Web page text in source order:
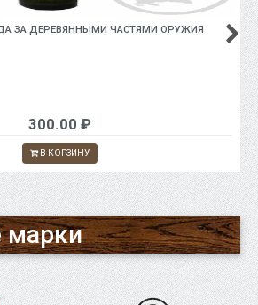
ЗА ДЕРЕВЯННЫМИ ЧАСТЯМИ ОРУЖИЯ
300.00 ₽
В КОРЗИНУ
марки